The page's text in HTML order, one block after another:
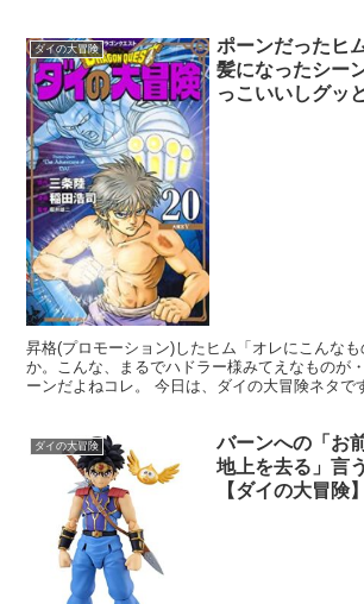
ダイの大冒険
ポーンだったヒ
髪になったシー
っこいいしグッ
昇格(プロモーション)したヒム「オレにこんな
か。こんな、まるでハドラー様みてえなものが
ーンだよねコレ。 今日は、ダイの大冒険ネタで
ダイの大冒険
バーンへの「お
地上を去る」言
【ダイの大冒険】